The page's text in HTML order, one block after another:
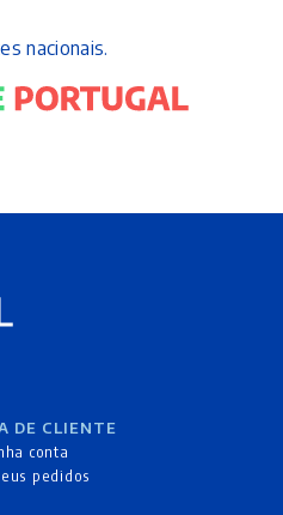
nacionais.
DE CLIENTE
conta
pedidos